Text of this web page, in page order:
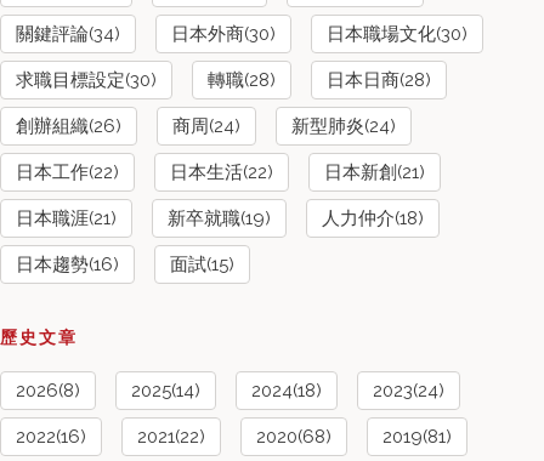
關鍵評論(34) 日本外商(30) 日本職場文化(30)
求職目標設定(30) 轉職(28) 日本日商(28)
創辦組織(26) 商周(24) 新型肺炎(24)
日本工作(22) 日本生活(22) 日本新創(21)
日本職涯(21) 新卒就職(19) 人力仲介(18)
日本趨勢(16) 面試(15)
歷史文章
2026(8) 2025(14) 2024(18) 2023(24)
2022(16) 2021(22) 2020(68) 2019(81)